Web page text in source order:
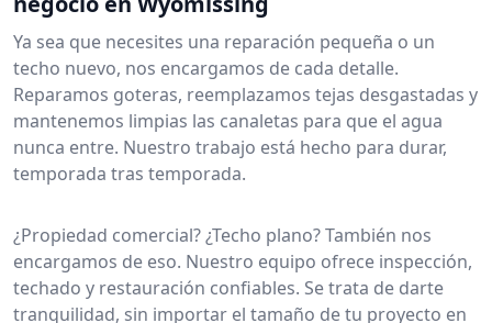
Ya sea que necesites una reparación pequeña o un
techo nuevo, nos encargamos de cada detalle.
Reparamos goteras, reemplazamos tejas desgastadas y
mantenemos limpias las canaletas para que el agua
nunca entre. Nuestro trabajo está hecho para durar,
temporada tras temporada.
¿Propiedad comercial? ¿Techo plano? También nos
encargamos de eso. Nuestro equipo ofrece inspección,
techado y restauración confiables. Se trata de darte
tranquilidad, sin importar el tamaño de tu proyecto en